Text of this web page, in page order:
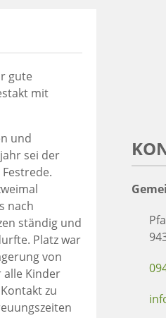
gute
mit
und
sei der
nach
ständig und
Platz war
von
Kinder
zu